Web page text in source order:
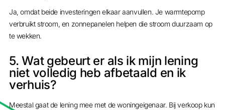
Ja, omdat beide investeringen elkaar aanvullen. Je warmtepomp
verbruikt stroom, en zonnepanelen helpen die stroom duurzaam op
te wekken.
5. Wat gebeurt er als ik mijn lening
niet volledig heb afbetaald en ik
verhuis?
Meestal gaat de lening mee met de woningeigenaar. Bij verkoop kun